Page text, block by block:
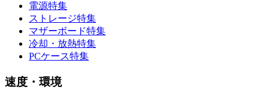
電源特集
ストレージ特集
マザーボード特集
冷却・放熱特集
PCケース特集
速度・環境